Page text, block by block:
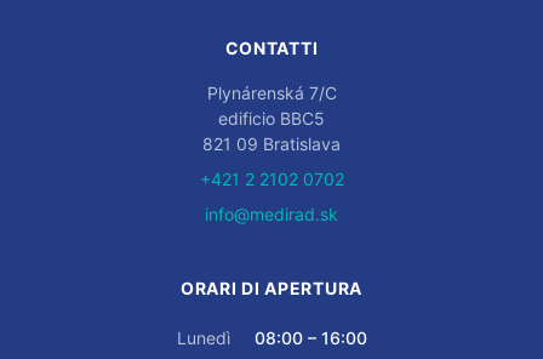
CONTATTI
Plynárenská 7/C
edificio BBC5
821 09 Bratislava
+421 2 2102 0702
info@medirad.sk
ORARI DI APERTURA
Lunedì
08:00 – 16:00